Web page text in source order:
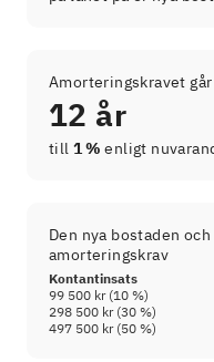
Amorteringskravet
12 år
till 1 % enligt
Den nya bostaden
amorteringskrav
Kontantinsats
99 500 kr(10 %)
298 500 kr(30 %)
497 500 kr(50 %)